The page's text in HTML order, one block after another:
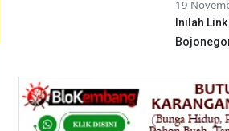
19
Inilah